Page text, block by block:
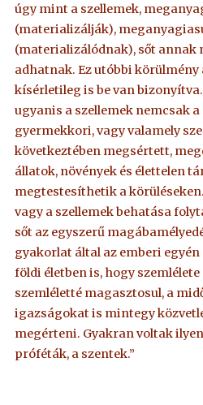
úgy mint a szellemek,
(materializálják),
(materializálódnak), sőt annak
adhatnak. Ez utóbbi körülmény
kísérletileg is be van
ugyanis a szellemek nemcsak
gyermekkori, vagy valamely
következtében megsértett,
állatok, növények és élettelen
megtestesíthetik a
vagy a szellemek behatása
sőt az egyszerű
gyakorlat által az emberi
földi életben is, hogy
szemléletté magasztosul, a
igazságokat is mintegy
megérteni. Gyakran voltak
próféták, a szentek.”